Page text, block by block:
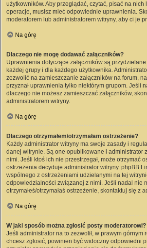
użytkowników. Aby przeglądać, czytać, pisać na nich
operacje, musisz mieć odpowiednie uprawnienia.
moderatorem lub administratorem witryny, aby ci je
Na górę
Dlaczego nie mogę dodawać załączników?
Uprawnienia dotyczące załączników są
każdej grupy i dla każdego użytkownika.
zezwolić na zamieszczanie załączników na forum,
przyznał uprawnienia tylko niektórym grupom. Jeśli
dlaczego nie możesz zamieszczać załączników,
administratorem witryny.
Na górę
Dlaczego otrzymałem/otrzymałam ostrzeżenie?
Każdy administrator witryny ma swoje zasady i
danej witrynie. Są one opublikowane i administrator
nimi. Jeśli ktoś ich nie przestrzegał, może otrzymać
ostrzeżenia decyduje administrator witryny. phpBB
wspólnego z ostrzeżeniami udzielanymi na tej
odpowiedzialności związanej z nimi. Jeśli nadal nie
otrzymałeś/otrzymałaś ostrzeżenie, skontaktuj się z
Na górę
W jaki sposób można zgłosić posty moderatorowi?
Jeśli administrator na to zezwolił, w prawym górnym
chcesz zgłosić, powinien być widoczny odpowiedni